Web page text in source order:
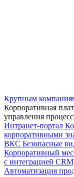
Крупным
Корпоративная
управления
Интранет-портал
корпоративными
ВКС Безопасные
Корпоративный
с интеграцией
Автоматизация